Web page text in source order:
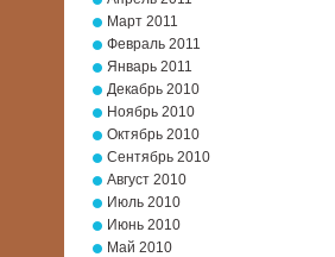
Март 2011
Февраль 2011
Январь 2011
Декабрь 2010
Ноябрь 2010
Октябрь 2010
Сентябрь 2010
Август 2010
Июль 2010
Июнь 2010
Май 2010